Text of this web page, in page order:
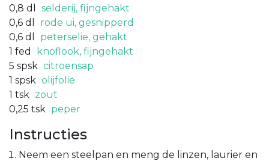
0,8 dl
selderij, fijngehakt
0,6 dl
rode ui, gesnipperd
0,6 dl
peterselie, gehakt
1 fed
knoflook, fijngehakt
5 spsk citroensap
1 spsk olijfolie
1 tsk zout
0,25 tsk peper
Instructies
Neem een steelpan en meng de linzen, laurier en